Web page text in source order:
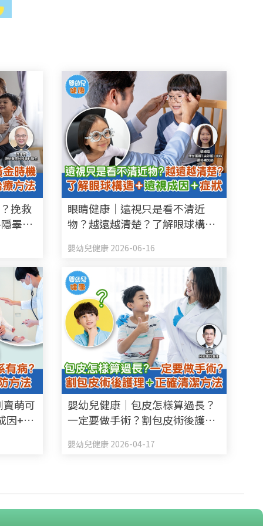
挽救
睪症
眼睛健康｜遠視只是看不清近
物？越遠越清楚？了解眼球構造
嬰幼兒健康 2026-06-16
萌可
因+預
嬰幼兒健康｜包皮怎樣算過長？
一定要做手術？割包皮術後護理
嬰幼兒健康 2026-04-17